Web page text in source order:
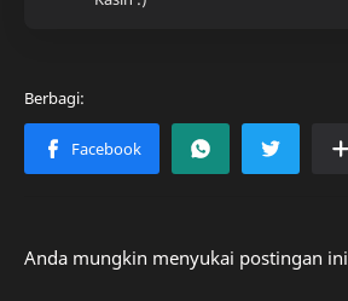
Anda mungkin menyukai postingan ini